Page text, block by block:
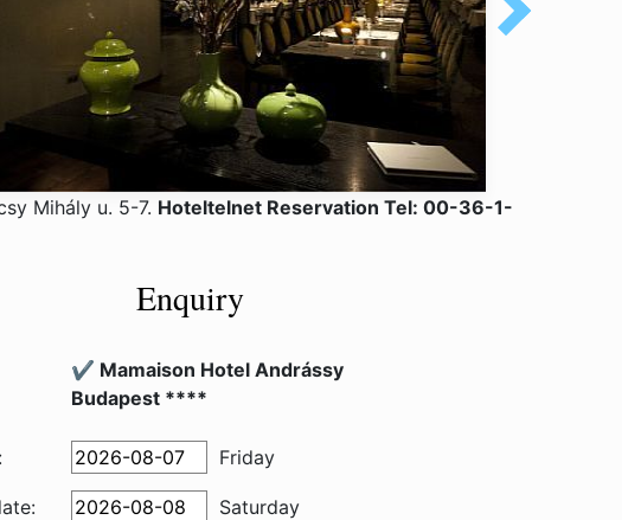
Mihály u. 5-7. Hoteltelnet Reservation Tel: 00-36-1-
Enquiry
✔️ Mamaison Hotel Andrássy
Budapest ****
Friday
Saturday